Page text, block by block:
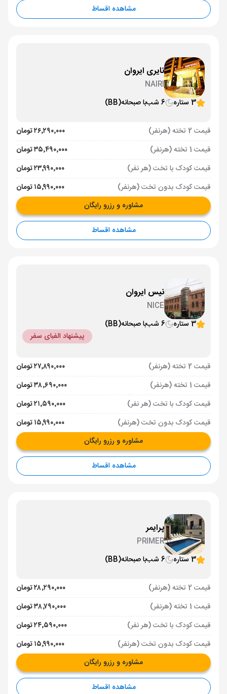
مشاهده اقساط
نایری ایروان
NAIRI
3 ستاره
6 شب با صبحانه(BB)
قیمت 2 تخته (هرنفر)
۲۶٬۲۹۰٬۰۰۰ تومان
قیمت 1 تخته (هرنفر)
۳۵٬۴۹۰٬۰۰۰ تومان
قیمت کودک با تخت (هر نفر)
۲۳٬۹۹۰٬۰۰۰ تومان
قیمت کودک بدون تخت (هرنفر)
۱۵٬۹۹۰٬۰۰۰ تومان
مشاوره و رزرو رایگان
مشاهده اقساط
نیس ایروان
NICE
3 ستاره
6 شب با صبحانه(BB)
پیشنهاد الفبای سفر
قیمت 2 تخته (هرنفر)
۲۷٬۸۹۰٬۰۰۰ تومان
قیمت 1 تخته (هرنفر)
۳۸٬۶۹۰٬۰۰۰ تومان
قیمت کودک با تخت (هر نفر)
۲۱٬۵۹۰٬۰۰۰ تومان
قیمت کودک بدون تخت (هرنفر)
۱۵٬۹۹۰٬۰۰۰ تومان
مشاوره و رزرو رایگان
مشاهده اقساط
پرایمر
PRIMER
3 ستاره
6 شب با صبحانه(BB)
قیمت 2 تخته (هرنفر)
۲۸٬۲۹۰٬۰۰۰ تومان
قیمت 1 تخته (هرنفر)
۳۸٬۷۹۰٬۰۰۰ تومان
قیمت کودک با تخت (هر نفر)
۲۴٬۵۹۰٬۰۰۰ تومان
قیمت کودک بدون تخت (هرنفر)
۱۵٬۹۹۰٬۰۰۰ تومان
مشاوره و رزرو رایگان
مشاهده اقساط